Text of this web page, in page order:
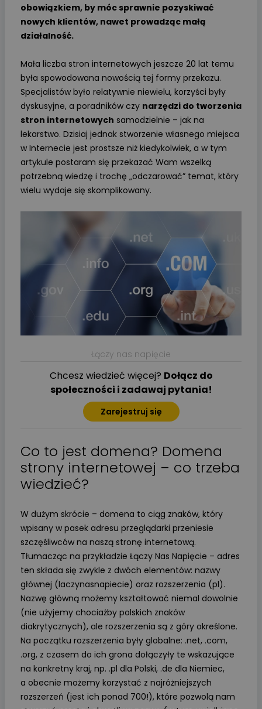
obowiązkiem, by móc sprawnie pozyskiwać
nowych klientów, nawet prowadząc małą
działalność.
Mała liczba stron internetowych jeszcze 20 lat temu
była spowodowana nowością tej formy przekazu.
Specjalistów było relatywnie niewielu, korzyści były
dyskusyjne, a poradników czy narzędzi do tworzenia
stron internetowych samodzielnie – jak na
lekarstwo. Dzisiaj jednak stworzenie własnego miejsca
w Internecie jest prostsze niż kiedykolwiek, a w tym
artykule postaram się przekazać Wam wszelką
potrzebną wiedzę i trochę „odczarować” temat, który
wielu wydaje się skomplikowany.
Łączy nas napięcie
Chcesz wiedzieć więcej? Dołącz do
społeczności i zadawaj pytania!
Zarejestruj się
Co to jest domena? Domena
strony internetowej – co trzeba
wiedzieć?
W dużym skrócie – domena to ciąg znaków, który
wpisany w pasek adresu przeglądarki przeniesie
szczęśliwców na naszą stronę internetową.
Tłumacząc na przykładzie Łączy Nas Napięcie – adres
ten składa się zwykle z dwóch elementów: nazwy
głównej (laczynasnapiecie) oraz rozszerzenia (pl).
Nazwę główną możemy kształtować niemal dowolnie
(nie użyjemy chociażby polskich znaków
diakrytycznych), ale rozszerzenia są z góry określone.
Na początku rozszerzenia były globalne: .net, .com,
.org, z czasem do ich grona dołączyły te wskazujące
na konkretny kraj, np. .pl dla Polski, .de dla Niemiec,
a obecnie możemy korzystać z najróżniejszych
rozszerzeń (jest ich ponad 700!), które pozwolą nam